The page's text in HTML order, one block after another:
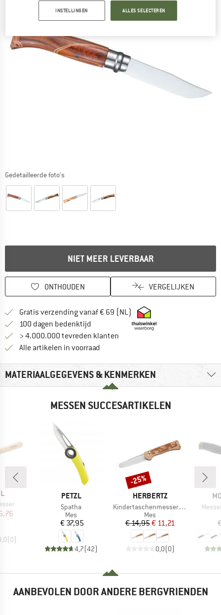
Gedetailleerde foto's
NIET MEER LEVERBAAR
ONTHOUDEN VERGELIJKEN
Gratis verzending vanaf € 69 (NL) Vind hier de
100 dagen bedenktijd Vind de betalingsinformatie hier!
> 4.000.000 tevreden klanten
Alle artikelen in voorraad
MATERIAALGEGEVENS & KENMERKEN
MESSEN SUCCESARTIKELEN
prijs
(0)
MERK
PETZL
Artikel
Spatha
Productgroep
Mes
Prijs
€ 37,95
4,7(42)
MERK
HERBERTZ
Artikel
Kindertaschenmesser mit Motiv
Productgroep
Mes
Prijs
€ 14,95Verlaagde prijs
€ 11,21
0,0(0)
Korting
-25%
Artikel
AANBEVOLEN DOOR ANDERE BERGVRIENDEN
INSTELLINGEN ALLES SELECTEREN